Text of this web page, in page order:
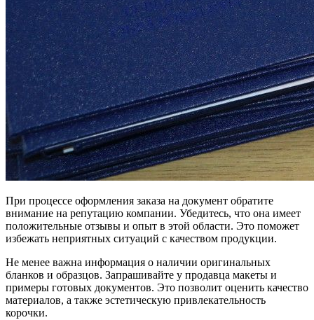
При процессе оформления заказа на документ обратите
внимание на репутацию компании. Убедитесь, что она имеет
положительные отзывы и опыт в этой области. Это поможет
избежать неприятных ситуаций с качеством продукции.
Не менее важна информация о наличии оригинальных
бланков и образцов. Запрашивайте у продавца макеты и
примеры готовых документов. Это позволит оценить качество
материалов, а также эстетическую привлекательность
корочки.